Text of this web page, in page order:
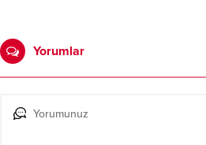
Yorumlar